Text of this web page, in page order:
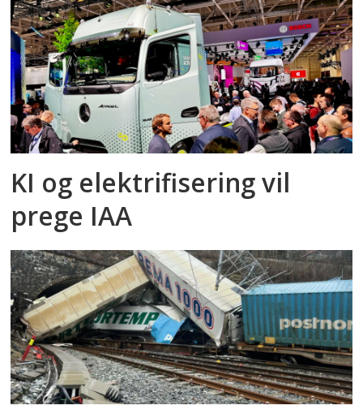
KI og elektrifisering vil
prege IAA